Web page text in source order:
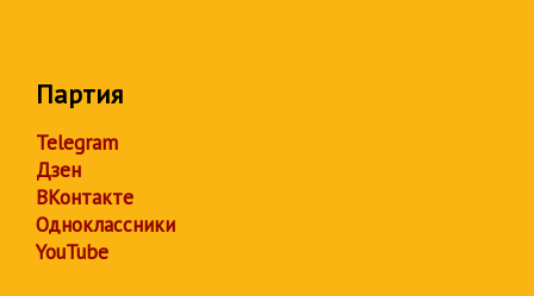
Партия
Telegram
Дзен
ВКонтакте
Одноклассники
YouTube